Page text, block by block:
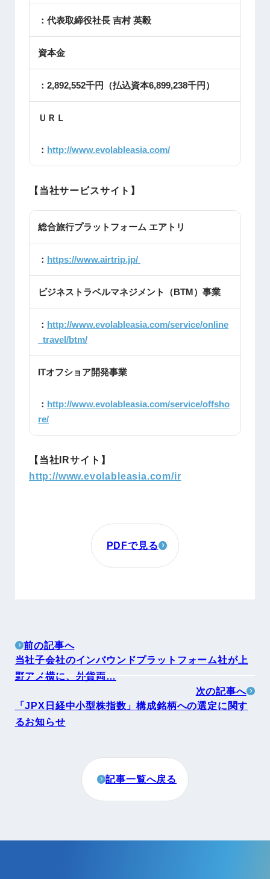
：代表取締役社長 吉村 英毅
資本金
：2,892,552千円（払込資本6,899,238千円）
ＵＲＬ
： http://www.evolableasia.com/
【当社サービスサイト】
総合旅行プラットフォーム エアトリ
： https://www.airtrip.jp/
ビジネストラベルマネジメント（BTM）事業
： http://www.evolableasia.com/service/online
_travel/btm/
ITオフショア開発事業
： http://www.evolableasia.com/service/offsho
re/
【当社IRサイト】
http://www.evolableasia.com/ir
PDFで見る
前の記事へ
当社子会社のインバウンドプラットフォーム社が上
野アメ横に、外貨両…
次の記事へ
「JPX日経中小型株指数」構成銘柄への選定に関す
るお知らせ
記事一覧へ戻る